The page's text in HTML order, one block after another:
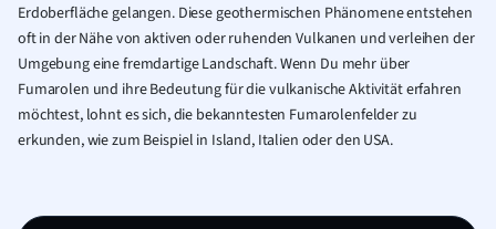
Erdoberfläche gelangen. Diese geothermischen Phänomene entstehen
oft in der Nähe von aktiven oder ruhenden Vulkanen und verleihen der
Umgebung eine fremdartige Landschaft. Wenn Du mehr über
Fumarolen und ihre Bedeutung für die vulkanische Aktivität erfahren
möchtest, lohnt es sich, die bekanntesten Fumarolenfelder zu
erkunden, wie zum Beispiel in Island, Italien oder den USA.